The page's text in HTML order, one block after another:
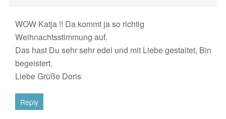
WOW Katja !! Da kommt ja so richtig
Weihnachtsstimmung auf.
Das hast Du sehr sehr edel und mit Liebe gestaltet, Bin
begeistert.
Liebe Grüße Doris
Reply